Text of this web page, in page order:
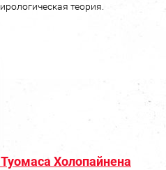
теория.
Холопайнена